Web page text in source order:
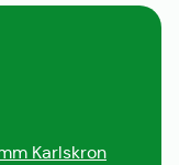
Karlskron